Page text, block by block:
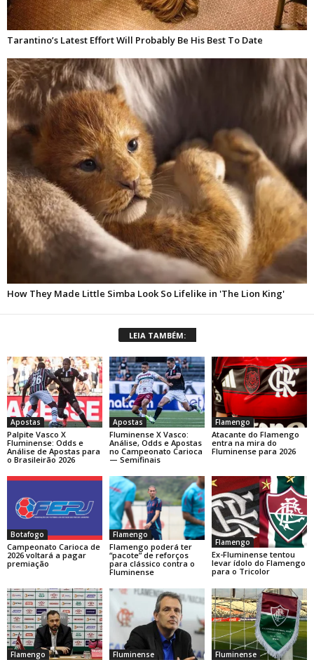
LEIA TAMBÉM:
Apostas
Palpite Vasco X
Fluminense: Odds e
Análise de Apostas para
o Brasileirão 2026
Apostas
Fluminense X Vasco:
Análise, Odds e Apostas
no Campeonato Carioca
— Semifinais
Flamengo
Atacante do Flamengo
entra na mira do
Fluminense para 2026
Botafogo
Campeonato Carioca de
2026 voltará a pagar
premiação
Flamengo
Flamengo poderá ter
“pacote” de reforços
para clássico contra o
Fluminense
Flamengo
Ex-Fluminense tentou
levar ídolo do Flamengo
para o Tricolor
Flamengo Fluminense Fluminense